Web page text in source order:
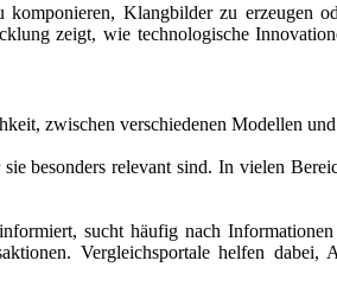
Klangbilder zu erzeugen
zeigt, wie technologische
zwischen verschiedenen Modellen
besonders relevant sind. In vielen
informiert, sucht häufig nach
Vergleichsportale helfen dabei,